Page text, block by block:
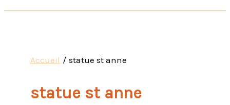
Accueil statue st anne
statue st anne